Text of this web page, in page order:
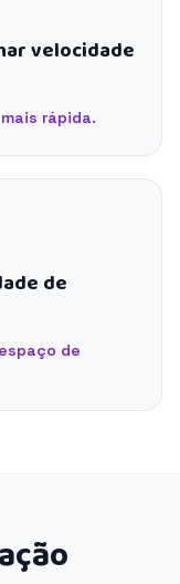
velocidade
rápida.
de
de